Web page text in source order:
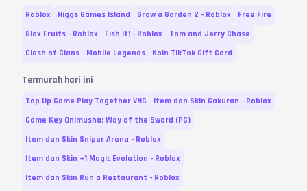
Roblox Higgs Games Island Grow a Garden 2 - Roblox
Free Fire
Blox Fruits - Roblox
Fish It! - Roblox
Tom and Jerry Chase
Clash of Clans
Mobile Legends Koin TikTok Gift Card
Termurah hari ini
Top Up Game Play Together VNG
Item dan Skin Gakuran - Roblox
Game Key Onimusha: Way of the Sword (PC)
Item dan Skin Sniper Arena - Roblox
Item dan Skin +1 Magic Evolution - Roblox
Item dan Skin Run a Restaurant - Roblox